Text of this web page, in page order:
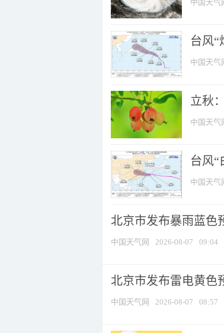
中国天气
台风“
中国天气
立秋
中国天气
台风“
中国天气
北京市发布暴雨蓝色
中国天气网 2026-08-07 09:04
北京市发布雷电黄色
中国天气网 2026-08-07 08:57